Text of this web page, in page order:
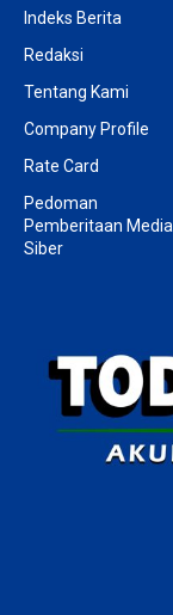
Indeks Berita
Redaksi
Tentang Kami
Company Profile
Rate Card
Pedoman
Pemberitaan Media
Siber